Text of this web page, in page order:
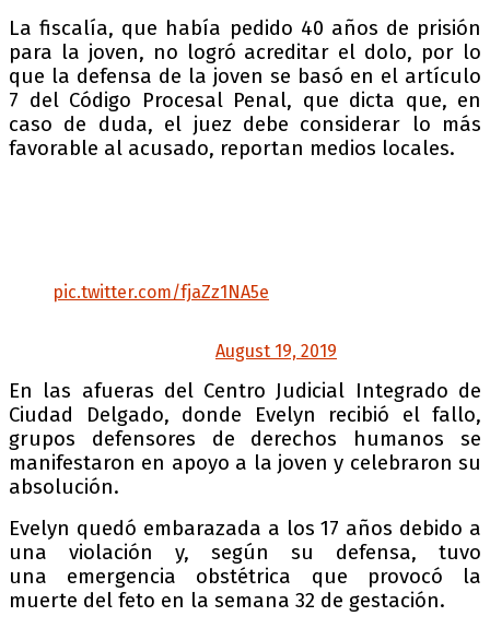
La fiscalía, que había pedido 40 años de prisión
para la joven, no logró acreditar el dolo, por lo
que la defensa de la joven se basó en el artículo
7 del Código Procesal Penal, que dicta que, en
caso de duda, el juez debe considerar lo más
favorable al acusado, reportan medios locales.
pic.twitter.com/fjaZz1NA5e
August 19, 2019
En las afueras del Centro Judicial Integrado de
Ciudad Delgado, donde Evelyn recibió el fallo,
grupos defensores de derechos humanos se
manifestaron en apoyo a la joven y celebraron su
absolución.
Evelyn quedó embarazada a los 17 años debido a
una violación y, según su defensa, tuvo
una emergencia obstétrica que provocó la
muerte del feto en la semana 32 de gestación.